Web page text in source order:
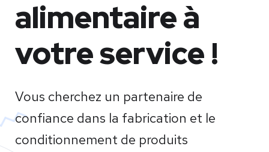
alimentaire à
votre service !
Vous cherchez un partenaire de
confiance dans la fabrication et le
conditionnement de produits